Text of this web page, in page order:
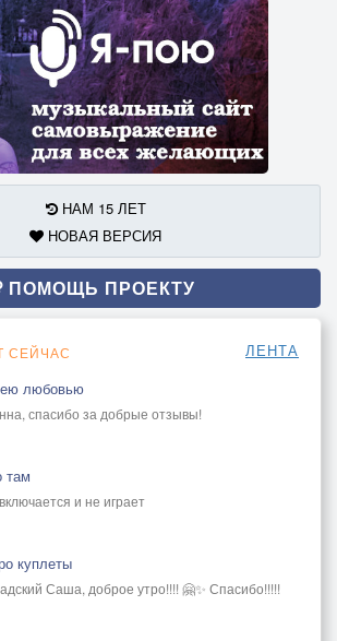
НАМ 15 ЛЕТ
НОВАЯ ВЕРСИЯ
ПОМОЩЬ ПРОЕКТУ
СЕЙЧАС ЛЕНТА
любовью
спасибо за добрые отзывы!
там
и не играет
куплеты
Саша, доброе утро!!!! 🤗✨ Спасибо!!!!!